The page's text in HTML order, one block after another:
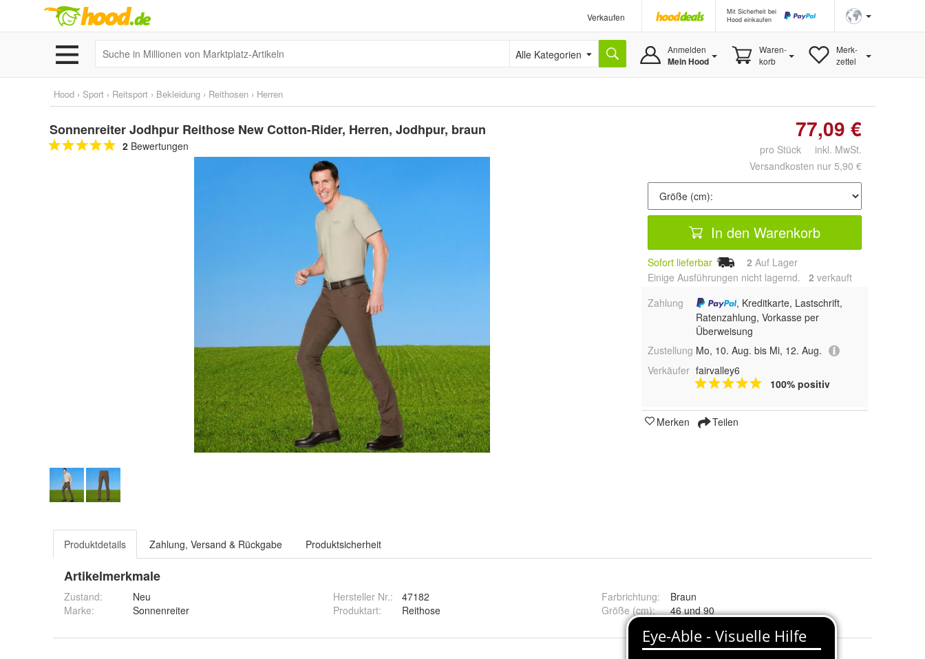
Verkaufen
Mit Sicherheit bei
Hood einkaufen
Alle Kategorien Anmelden
Mein Hood
Waren-
korb
Merk-
zettel
Hood › Sport › Reitsport › Bekleidung › Reithosen › Herren
Sonnenreiter Jodhpur Reithose New Cotton-Rider, Herren, Jodhpur, braun
2 Bewertungen
77,09 €
pro Stück inkl. MwSt.
Versandkosten nur 5,90 €
In den Warenkorb
Sofort lieferbar 2 Auf Lager
Einige Ausführungen nicht lagernd. 2 verkauft
Zahlung
, Kreditkarte, Lastschrift,
Ratenzahlung, Vorkasse per
Überweisung
Zustellung Mo, 10. Aug. bis Mi, 12. Aug.
Verkäufer fairvalley6
100% positiv
Merken Teilen
Produktdetails Zahlung, Versand & Rückgabe Produktsicherheit
Artikelmerkmale
Zustand:
Neu
Marke:
Sonnenreiter
Hersteller Nr.:
47182
Produktart: Reithose
Farbrichtung:
Braun
Größe (cm): 46 und 90